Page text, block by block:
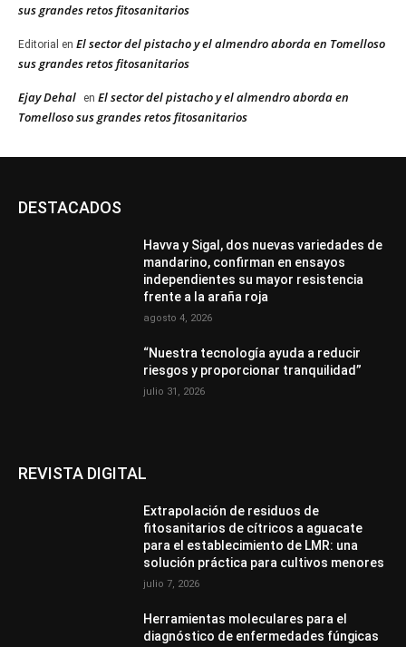
sus grandes retos fitosanitarios
Editorial en El sector del pistacho y el almendro aborda en Tomelloso
sus grandes retos fitosanitarios
Ejay Dehal en El sector del pistacho y el almendro aborda en
Tomelloso sus grandes retos fitosanitarios
DESTACADOS
Havva y Sigal, dos nuevas variedades de
mandarino, confirman en ensayos
independientes su mayor resistencia
frente a la araña roja
agosto 4, 2026
“Nuestra tecnología ayuda a reducir
riesgos y proporcionar tranquilidad”
julio 31, 2026
REVISTA DIGITAL
Extrapolación de residuos de
fitosanitarios de cítricos a aguacate
para el establecimiento de LMR: una
solución práctica para cultivos menores
julio 7, 2026
Herramientas moleculares para el
diagnóstico de enfermedades fúngicas